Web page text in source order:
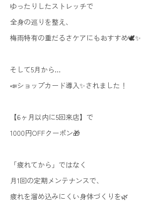
ゆったりしたストレッチで
全身の巡りを整え、
梅雨特有の重だるさケアにもおすすめ🕊️✨
そして5月から…
📣ショップカード導入✨されました！
【6ヶ月以内に5回来店】で
1000円OFFクーポン🎁
「疲れてから」ではなく
月1回の定期メンテナンスで、
疲れを溜め込みにくい身体づくりを🌿